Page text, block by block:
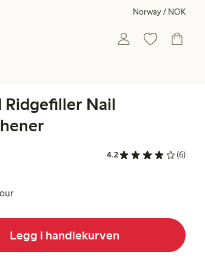
Norway / NOK
Ridgefiller Nail
4.2 (6)
Legg i handlekurven